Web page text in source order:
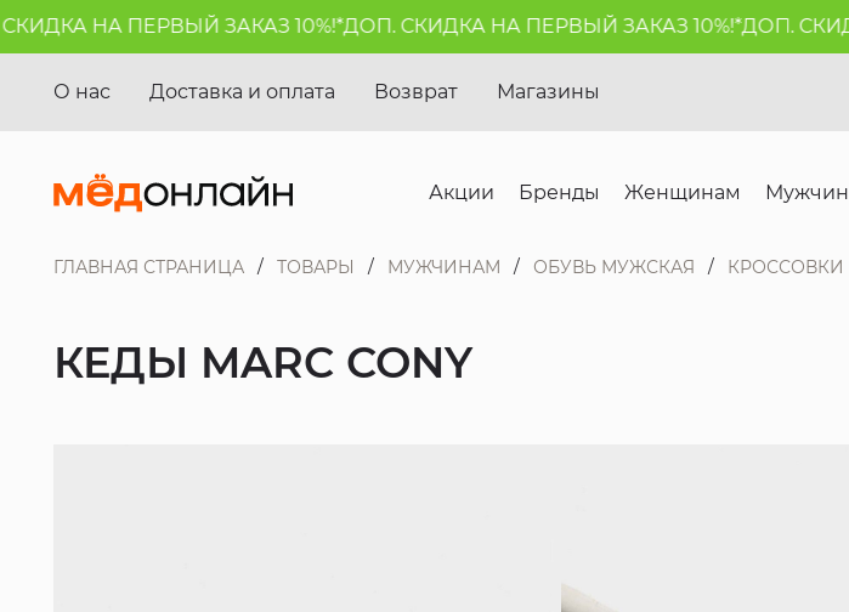
НА ПЕРВЫЙ ЗАКАЗ 10%!*ДОП. СКИДКА НА ПЕРВЫЙ ЗАКАЗ 10%!*ДОП.
О нас Доставка и оплата Возврат Магазины
Акции Бренды Женщинам
ГЛАВНАЯ СТРАНИЦА ТОВАРЫ МУЖЧИНАМ ОБУВЬ МУЖСКАЯ
КЕДЫ MARC CONY